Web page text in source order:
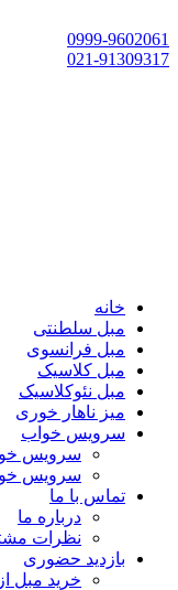
0999-9602061
021-91309317
خانه
مبل سلطنتی
مبل فرانسوی
مبل کلاسیک
مبل نئوکلاسیک
میز ناهار خوری
سرویس خواب
سرویس
سرویس
تماس با ما
درباره ما
نظرات
بازدید حضوری
خرید مبل